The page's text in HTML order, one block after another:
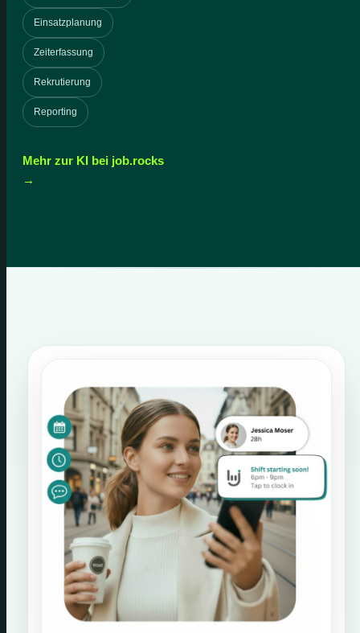
Einsatzplanung
Zeiterfassung
Rekrutierung
Reporting
Mehr zur KI bei job.rocks
→